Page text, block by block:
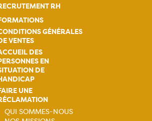
RH
GÉNÉRALES
VENTES
DES
EN
DE
UNE
QUI SOMMES-NOUS